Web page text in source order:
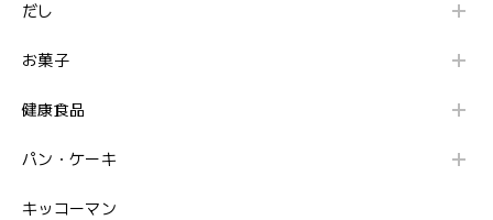
だし
お菓子
健康食品
パン・ケーキ
キッコーマン